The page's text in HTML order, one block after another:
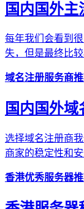
国内国外主
每年我们会看到
失，但是最终比
域名注册服务商
国内国外域
选择域名注册商
商家的稳定性和
香港优秀服务器